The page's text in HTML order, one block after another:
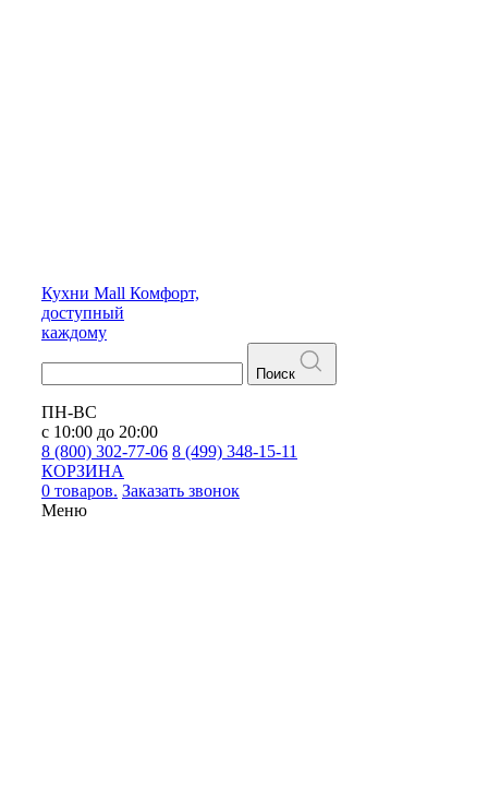
Кухни Mall Комфорт,
доступный
каждому
Поиск
ПН-ВС
с 10:00 до 20:00
8 (800) 302-77-06 8 (499) 348-15-11
КОРЗИНА
0 товаров. Заказать звонок
Меню